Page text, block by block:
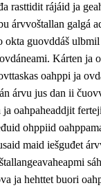
rasttidit rájáid ja
árvvoštallan galgá
okta guovddáš
Kárten ja
oahppi ja
árvu jus dan ii
oahpaheaddjit
ohppiid
maid iešguđet
ja hehttet buori